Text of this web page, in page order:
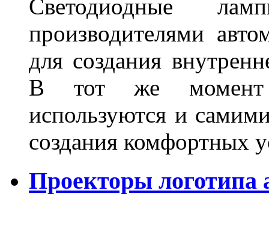
Светодиодные
производителями
для создания
В тот же момент
используются и
создания комфортных
Проекторы логотипа